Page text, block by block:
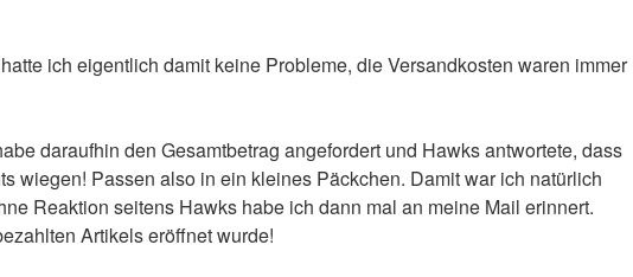
ich eigentlich damit keine Probleme, die Versandkosten waren immer
daraufhin den Gesamtbetrag angefordert und Hawks antwortete, dass
wiegen! Passen also in ein kleines Päckchen. Damit war ich natürlich
Reaktion seitens Hawks habe ich dann mal an meine Mail erinnert.
Artikels eröffnet wurde!